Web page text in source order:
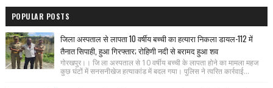
POPULAR POSTS
जिला अस्पताल से लापता 10 वर्षीय बच्ची का हत्यारा निकला डायल-112 में
तैनात सिपाही, हुआ गिरफ्तार; रोहिणी नदी से बरामद हुआ शव
गोरखपुर।। जि ला अस्पताल से 10 वर्षीय बच्ची के लापता होने का मामला महज
कुछ घंटों में सनसनीखेज हत्याकांड में बदल गया। पुलिस ने त्वरित कार्रवाई...